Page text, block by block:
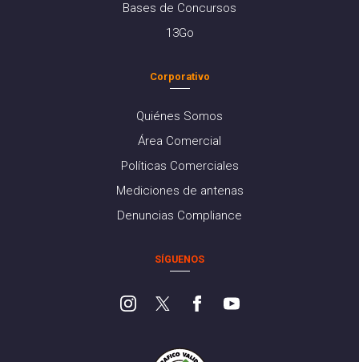
Bases de Concursos
13Go
Corporativo
Quiénes Somos
Área Comercial
Políticas Comerciales
Mediciones de antenas
Denuncias Compliance
SÍGUENOS